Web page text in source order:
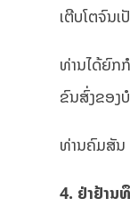
ເຕີບໂຕຈົນ
ທ່ານໄດ້ຍົກ
ຂົນສົ່ງຂອງ
ທ່ານຄົມສັນ
4. ຢ່າຢ້ານ